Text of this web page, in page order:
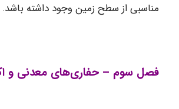
مناسبی از سطح زمین وجود داشته باشد.
فصل سوم – حفاری‌های معدنی و